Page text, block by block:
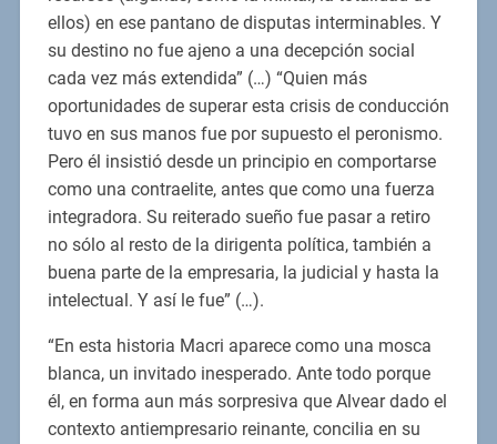
ellos) en ese pantano de disputas interminables. Y
su destino no fue ajeno a una decepción social
cada vez más extendida” (…) “Quien más
oportunidades de superar esta crisis de conducción
tuvo en sus manos fue por supuesto el peronismo.
Pero él insistió desde un principio en comportarse
como una contraelite, antes que como una fuerza
integradora. Su reiterado sueño fue pasar a retiro
no sólo al resto de la dirigenta política, también a
buena parte de la empresaria, la judicial y hasta la
intelectual. Y así le fue” (…).
“En esta historia Macri aparece como una mosca
blanca, un invitado inesperado. Ante todo porque
él, en forma aun más sorpresiva que Alvear dado el
contexto antiempresario reinante, concilia en su